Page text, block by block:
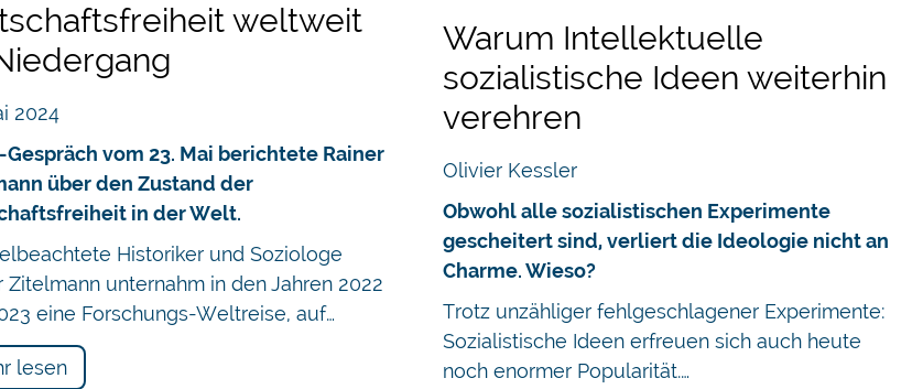
weltweit
2024
Gespräch vom 23. Mai berichtete Rainer
über den Zustand der
in der Welt.
Historiker und Soziologe
Zitelmann unternahm in den Jahren 2022
eine Forschungs-Weltreise, auf…
lesen
Warum Intellektuelle
sozialistische Ideen weiterhin
verehren
Olivier Kessler
Obwohl alle sozialistischen Experimente
gescheitert sind, verliert die Ideologie nicht an
Charme. Wieso?
Trotz unzähliger fehlgeschlagener Experimente:
Sozialistische Ideen erfreuen sich auch heute
noch enormer Popularität.…